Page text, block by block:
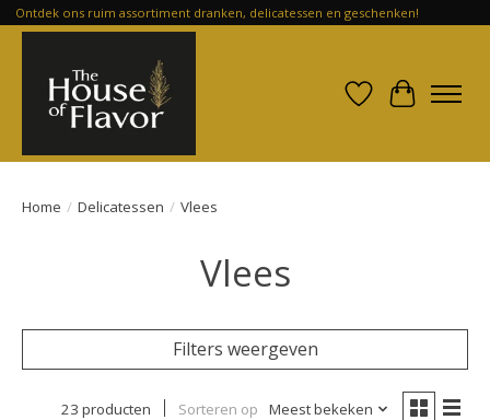
Ontdek ons ruim assortiment dranken, delicatessen en geschenken!
Verlanglijst
Home / Delicatessen / Vlees
Vlees
Filters weergeven
23 producten Sorteren op Meest bekeken